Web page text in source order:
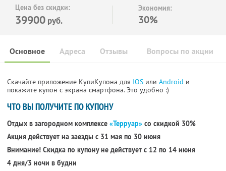
Цена без скидки:
39900 руб.
Экономия:
30%
Основное Отзывы Вопросы по акции
Адреса
Скачайте приложение КупиКупона для IOS или Android и
покажите купон с экрана смартфона. Это удобно :)
ЧТО ВЫ ПОЛУЧИТЕ ПО КУПОНУ
Отдых в загородном комплексе «Терруар» со скидкой 30%
Акция действует на заезды с 31 мая по 30 июня
Внимание! Скидка по купону не действует с 12 по 14 июня
4 дня/3 ночи в будни